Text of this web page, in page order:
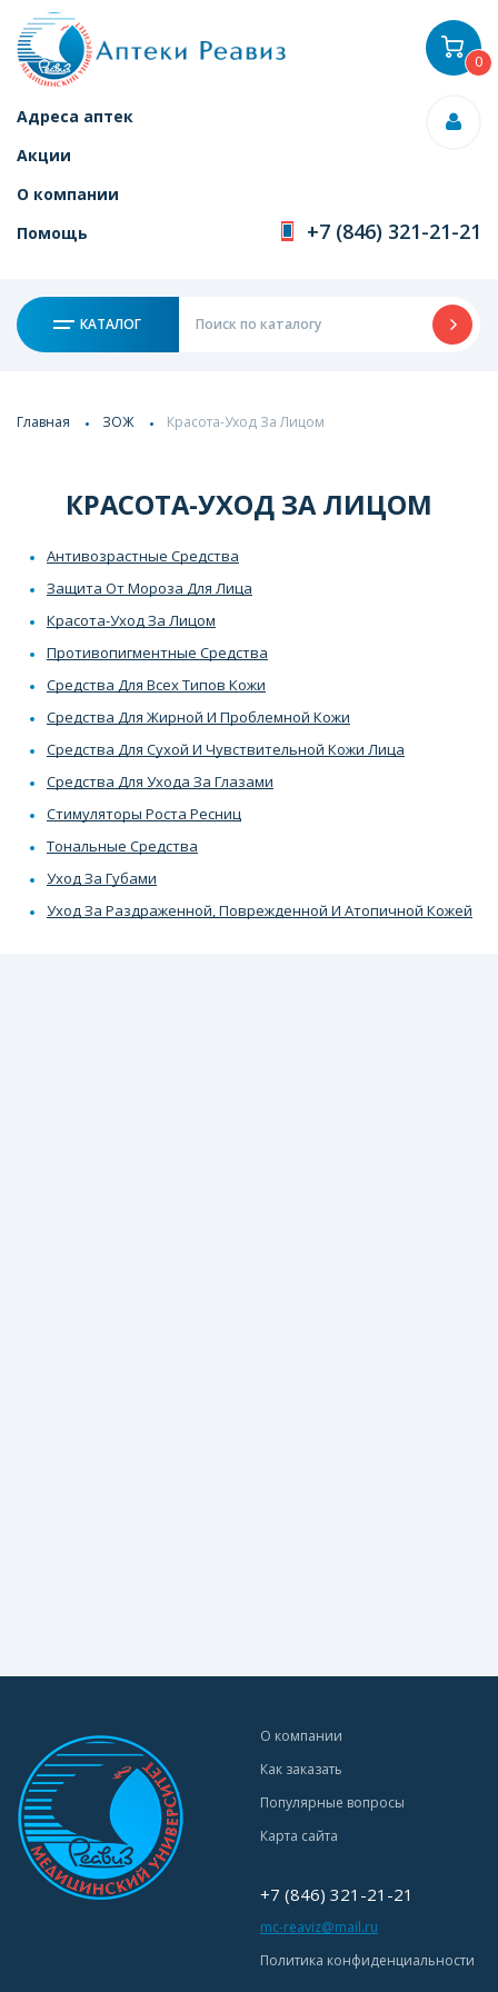
Адреса аптек
Акции
О компании
Помощь
+7 (846) 321-21-21
КАТАЛОГ
0
Главная ЗОЖ Красота-Уход За Лицом
КРАСОТА-УХОД ЗА ЛИЦОМ
Антивозрастные Средства
Защита От Мороза Для Лица
Красота-Уход За Лицом
Противопигментные Средства
Средства Для Всех Типов Кожи
Средства Для Жирной И Проблемной Кожи
Средства Для Сухой И Чувствительной Кожи Лица
Средства Для Ухода За Глазами
Стимуляторы Роста Ресниц
Тональные Средства
Уход За Губами
Уход За Раздраженной, Поврежденной И Атопичной Кожей
О компании
Как заказать
Популярные вопросы
Карта сайта
+7 (846) 321-21-21
mc-reaviz@mail.ru
Политика конфиденциальности